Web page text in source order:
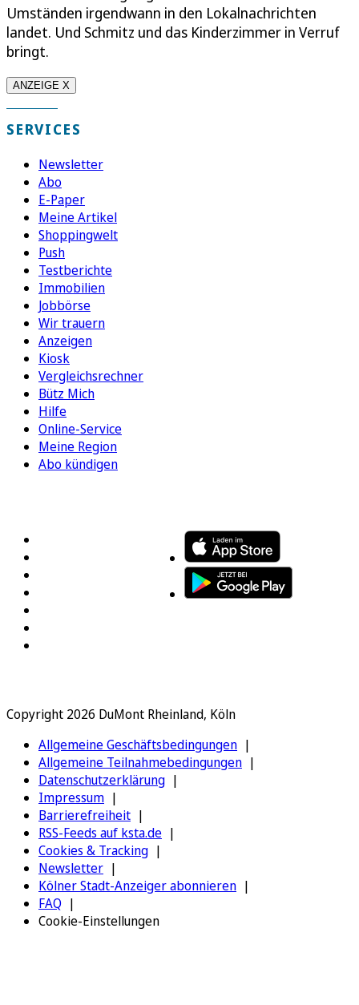
Umständen irgendwann in den Lokalnachrichten
landet. Und Schmitz und das Kinderzimmer in Verruf
bringt.
ANZEIGE X
SERVICES
Newsletter
Abo
E-Paper
Meine Artikel
Shoppingwelt
Push
Testberichte
Immobilien
Jobbörse
Wir trauern
Anzeigen
Kiosk
Vergleichsrechner
Bütz Mich
Hilfe
Online-Service
Meine Region
Abo kündigen
Copyright 2026 DuMont Rheinland, Köln
Allgemeine Geschäftsbedingungen
Allgemeine Teilnahmebedingungen
Datenschutzerklärung
Impressum
Barrierefreiheit
RSS-Feeds auf ksta.de
Cookies & Tracking
Newsletter
Kölner Stadt-Anzeiger abonnieren
FAQ
Cookie-Einstellungen